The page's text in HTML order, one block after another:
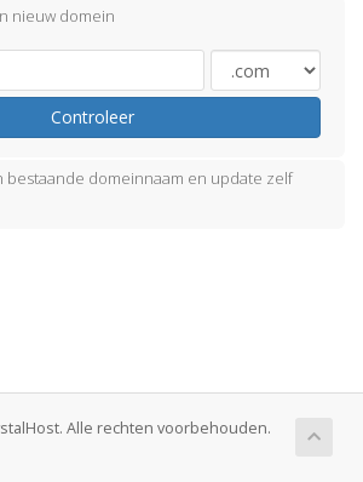
nieuw domein
Controleer
bestaande domeinnaam en update zelf
Alle rechten voorbehouden.